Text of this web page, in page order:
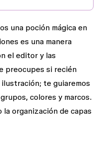
una poción mágica en
es una manera
el editor y las
preocupes si recién
ilustración; te guiaremos
colores y marcos.
la organización de capas